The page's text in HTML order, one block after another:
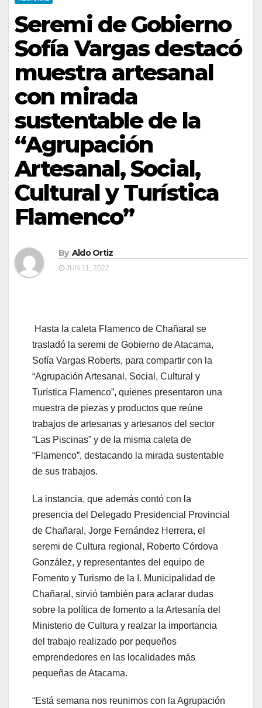
Seremi de Gobierno
Sofía Vargas destacó
muestra artesanal
con mirada
sustentable de la
“Agrupación
Artesanal, Social,
Cultural y Turística
Flamenco”
By Aldo Ortiz
JUN 11, 2022
Hasta la caleta Flamenco de Chañaral se
trasladó la seremi de Gobierno de Atacama,
Sofía Vargas Roberts, para compartir con la
“Agrupación Artesanal, Social, Cultural y
Turística Flamenco”, quienes presentaron una
muestra de piezas y productos que reúne
trabajos de artesanas y artesanos del sector
“Las Piscinas” y de la misma caleta de
“Flamenco”, destacando la mirada sustentable
de sus trabajos.
La instancia, que además contó con la
presencia del Delegado Presidencial Provincial
de Chañaral, Jorge Fernández Herrera, el
seremi de Cultura regional, Roberto Córdova
González, y representantes del equipo de
Fomento y Turismo de la I. Municipalidad de
Chañaral, sirvió también para aclarar dudas
sobre la política de fomento a la Artesanía del
Ministerio de Cultura y realzar la importancia
del trabajo realizado por pequeños
emprendedores en las localidades más
pequeñas de Atacama.
“Está semana nos reunimos con la Agrupación